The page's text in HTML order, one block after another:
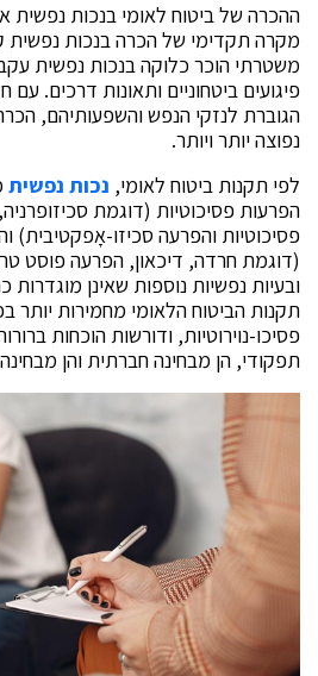
ההכרה של ביטוח לאומי בנכות נפשית
משטרתי הוכר כלוקה בנכות נפשית
פיגועים ביטחוניים ותאונות דרכים. עם
הגוברת לנזקי הנפש והשפעותיהם,
נפוצה יותר ויותר.
לפי תקנות ביטוח לאומי, נכות נפשית
הפרעות פסיכוטיות (דוגמת
פסיכוטיות והפרעה סכיזו-אָפקטיבית)
(דוגמת חרדה, דיכאון, הפרעה פוסט
ובעיות נפשיות נוספות שאינן מוגדרות
תקנות הביטוח הלאומי מחמירות יותר
פסיכו-נוירוטיות, ודורשות הוכחות
תפקודי, הן מבחינה חברתית והן